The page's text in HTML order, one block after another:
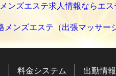
料金システム 出勤情報